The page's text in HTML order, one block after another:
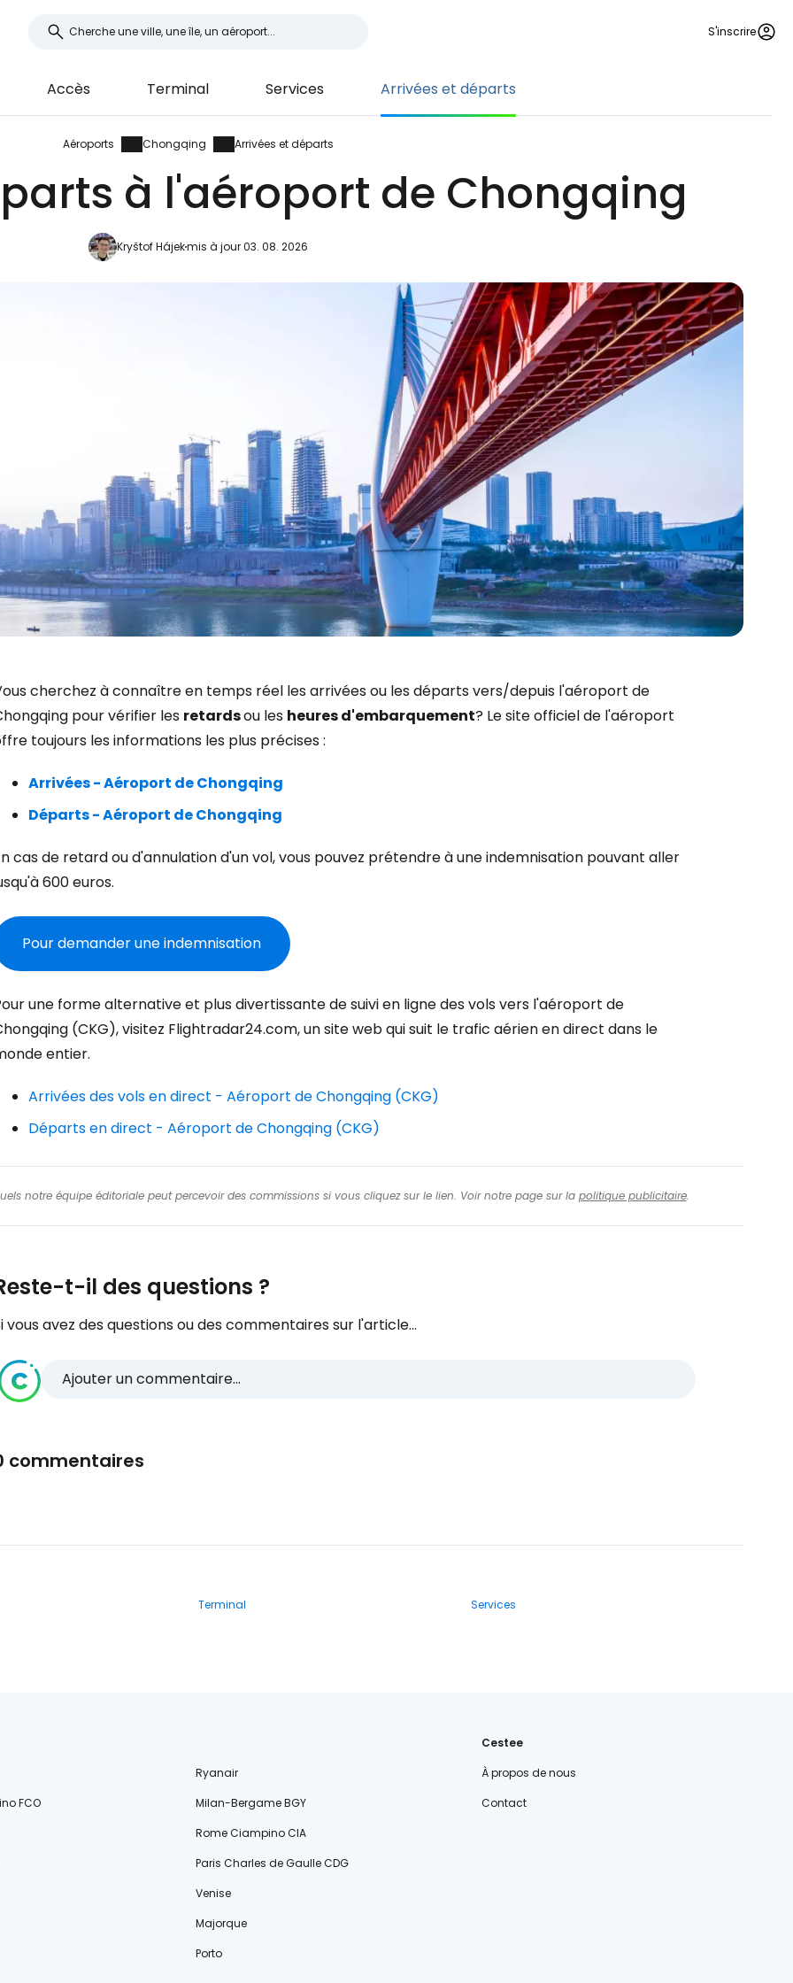
S'inscrire
Accès Terminal Services Arrivées et départs
Aéroports Chongqing Arrivées et départs
à l'aéroport de Chongqing
Kryštof Hájekmis à jour 03. 08. 2026
cherchez à connaître en temps réel les arrivées ou les départs vers/depuis l'aéroport de
pour vérifier les retardsou les heures d'embarquement? Le site officiel de l'aéroport
toujours les informations les plus précises :
Arrivées - Aéroport de Chongqing
Départs - Aéroport de Chongqing
cas de retard ou d'annulation d'un vol, vous pouvez prétendre à une indemnisation pouvant aller
600 euros.
Pour demander une indemnisation
une forme alternative et plus divertissante de suivi en ligne des vols vers l'aéroport de
(CKG), visitez Flightradar24.com, un site web qui suit le trafic aérien en direct dans le
entier.
Arrivées des vols en direct - Aéroport de Chongqing (CKG)
Départs en direct - Aéroport de Chongqing (CKG)
notre équipe éditoriale peut percevoir des commissions si vous cliquez sur le lien. Voir notre page sur la politique publicitaire.
t-il des questions ?
vous avez des questions ou des commentaires sur l'article...
Ajouter un commentaire...
commentaires
Terminal
Services
Ryanair
FCO
Milan-Bergame BGY
Rome Ciampino CIA
Paris Charles de Gaulle CDG
Venise
Majorque
Porto
Cestee
À propos de nous
Contact
Se connecter à Cestee